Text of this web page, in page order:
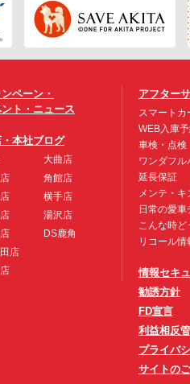
ペーン・
ト・ニュース
・本社ブログ
店
大曲店
角館店
横手店
湯沢店
DS鹿角
アフター
スマートカ
WEB入庫
車検・点検
ワンダフル
延長保証
メンテ・
日常の愛車
こんな時ど
リコール情
情報セキ
勧誘方針
FD宣言
利益相反
プライバ
サイトの